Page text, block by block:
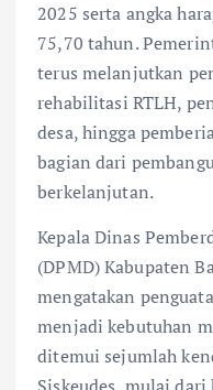
2025 serta angka
75,70 tahun.
terus melanjutkan
rehabilitasi RTLH,
desa, hingga
bagian dari
berkelanjutan.
Kepala Dinas
(DPMD) Kabupaten
mengatakan
menjadi kebutuhan
ditemui sejumlah